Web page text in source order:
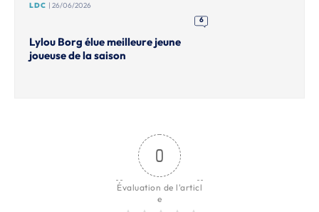
LDC | 26/06/2026
6
Lylou Borg élue meilleure jeune
joueuse de la saison
0
Évaluation de l'articl
e